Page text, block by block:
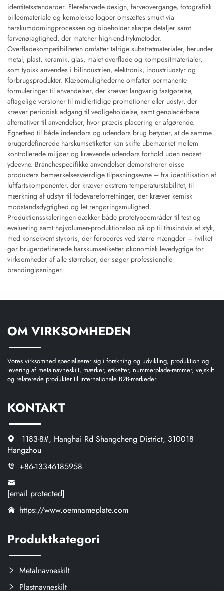
identitetsstandarder. Flerefarvede design, farveovergange, fotografisk
billedmateriale og komplekse logoer omsættes smukt via
harskumdomingprocessen og bibeholder skarpe detaljer samt
farvenøjagtighed, der matcher high-end-trykmetoder.
Overfladekompatibiliteten omfatter talrige substratmaterialer, herunder
metal, plast, keramik, glas, malet overflade og kompositmaterialer,
som typisk anvendes i bilindustrien, elektronik, industriudstyr og
forbrugsprodukter. Klæbemulighederne omfatter permanente
formuleringer til anvendelser, der kræver langvarig fastgørelse,
aftagelige versioner til midlertidige promotioner eller udstyr, der
kræver periodisk adgang til vedligeholdelse, samt genplacérbare
alternativer til anvendelser, hvor præcis placering er afgørende.
Egnethed til både indendørs og udendørs brug betyder, at de samme
brugerdefinerede harskumsetiketter kan skifte ubemærket mellem
kontrollerede miljøer og krævende udendørs forhold uden nedsat
ydeevne. Branchespecifikke anvendelser demonstrerer disse
produkters bemærkelsesværdige tilpasningsevne – fra identifikation af
luftfartskomponenter, der kræver ekstrem temperaturstabilitet, til
mærkning af udstyr til fødevareforretninger, der kræver kemisk
modstandsdygtighed og let rengøringsmulighed.
Produktionsskaleringen dækker både prototypeområder til test og
evaluering samt højvolumen-produktionsløb på op til titusindvis af styk,
med konsekvent stykpris, der forbedres ved større mængder – hvilket
gør brugerdefinerede harskumsetiketter økonomisk levedygtige for
virksomheder af alle størrelser, der søger professionelle
brandingløsninger.
OM VIRKSOMHEDEN
Vores virksomhed specialiserer sig i forskning og udvikling, produktion og
levering af metalnavneskilt, mærker, etiketter, nummerplade-rammer, vejskilt
og relaterede produkter til internationale B2B-markeder.
KONTAKT
1183-8#, Hanghai Rd Shangcheng District, 310018
Hangzhou
+86-13346185958
[email protected]
https://www.oemnameplate.com
Produktkategori
Metalnavneskilt
Plastnavneskilt